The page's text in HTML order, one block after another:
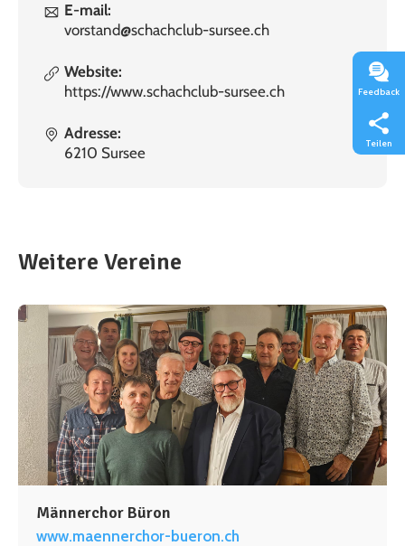
E-mail:
vorstand@schachclub-sursee.ch
Website:
https://www.schachclub-sursee.ch
Adresse:
6210 Sursee
Weitere Vereine
Männerchor Büron
www.maennerchor-bueron.ch
Feedback
Teilen